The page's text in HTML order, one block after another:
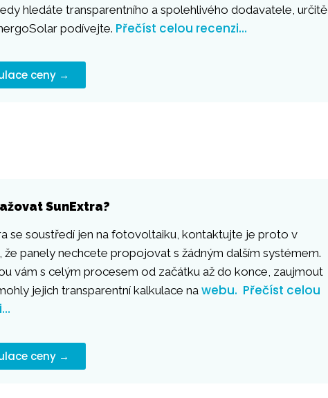
hledáte transparentního a spolehlivého dodavatele, určitě
podívejte. Přečíst celou recenzi…
ceny →
SunExtra?
se soustředí jen na fotovoltaiku, kontaktujte je proto v
že panely nechcete propojovat s žádným dalším systémem.
vám s celým procesem od začátku až do konce, zaujmout
jejich transparentní kalkulace nawebu. Přečíst celou
ceny →